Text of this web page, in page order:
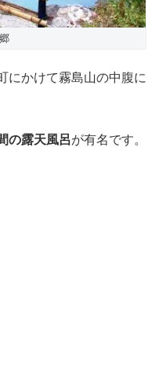
にかけて霧島山の中腹に
の露天風呂が有名です。